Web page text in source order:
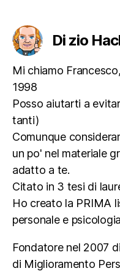
Di zio
Mi chiamo
1998
Posso aiutarti a
tanti)
Comunque
un po' nel materiale
adatto a te.
Citato in 3 tesi di
Ho creato la PRIMA
personale e
Fondatore nel 2007
di Miglioramento